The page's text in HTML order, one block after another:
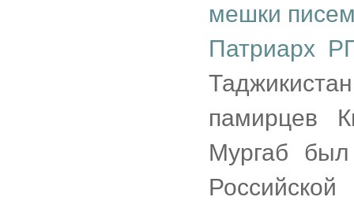
мешки
Патриарх
памирцев
Мургаб